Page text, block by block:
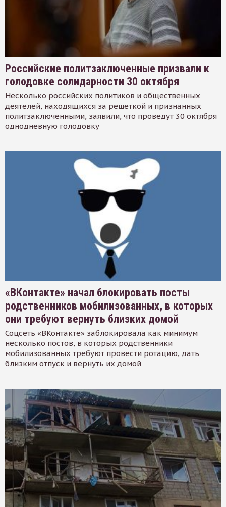
Российские политзаключенные призвали к
голодовке солидарности 30 октября
Несколько российских политиков и общественных
деятелей, находящихся за решеткой и признанных
политзаключенными, заявили, что проведут 30 октября
однодневную голодовку
«ВКонтакте» начал блокировать посты
родственников мобилизованных, в которых
они требуют вернуть близких домой
Соцсеть «ВКонтакте» заблокировала как минимум
несколько постов, в которых родственники
мобилизованных требуют провести ротацию, дать
близким отпуск и вернуть их домой